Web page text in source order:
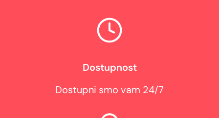
Dostupnost
Dostupni smo vam 24/7